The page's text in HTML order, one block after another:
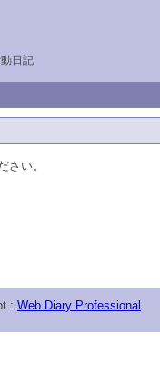
日記
さい。
: Web Diary Professional